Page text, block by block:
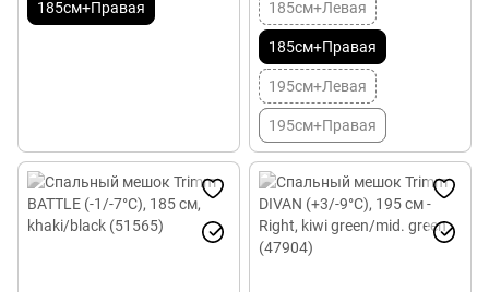
185см+Правая 185см+Левая
185см+Правая
195см+Левая
195см+Правая